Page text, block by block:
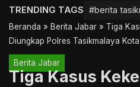
TRENDING TAGS #berita
Beranda » Berita Jabar » Tiga
Diungkap Polres Tasikmalaya Kota
Berita Jabar
Tiga Kasus